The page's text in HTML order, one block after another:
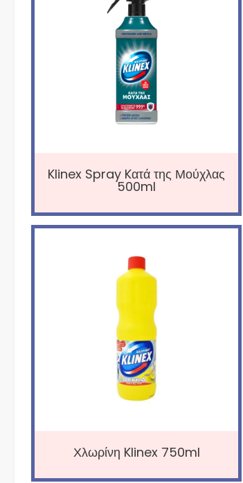
Klinex Spray Kατά της Μούχλας
500ml
Χλωρίνη Klinex 750ml